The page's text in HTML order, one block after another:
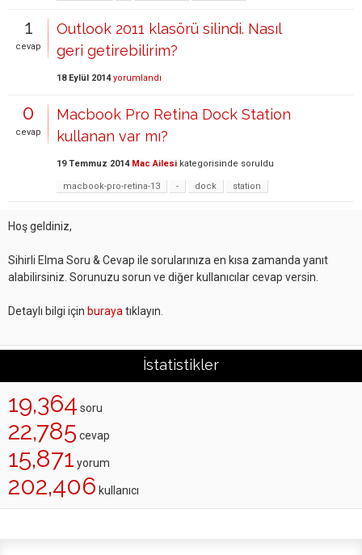
1
cevap
Outlook 2011 klasörü silindi. Nasıl
geri getirebilirim?
18 Eylül 2014 yorumlandı
0
cevap
Macbook Pro Retina Dock Station
kullanan var mı?
19 Temmuz 2014 Mac Ailesi kategorisinde soruldu
macbook-pro-retina-13 - dock station
Hoş geldiniz,
Sihirli Elma Soru & Cevap ile sorularınıza en kısa zamanda yanıt
alabilirsiniz. Sorunuzu sorun ve diğer kullanıcılar cevap versin.
Detaylı bilgi için buraya tıklayın.
İstatistikler
19,364 soru
22,785 cevap
15,871 yorum
202,406 kullanıcı